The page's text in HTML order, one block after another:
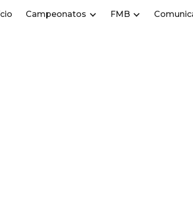
Skip to navigation
Campeonatos FMB